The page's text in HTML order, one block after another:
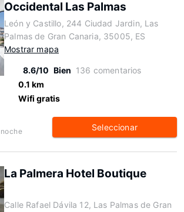
Occidental Las Palmas
León y Castillo, 244 Ciudad Jardin, Las
Palmas de Gran Canaria, 35005, ES
Mostrar mapa
8.6/10 Bien 136 comentarios
0.1 km
Wifi gratis
Seleccionar
La Palmera Hotel Boutique
Calle Rafael Dávila 12, Las Palmas de Gran